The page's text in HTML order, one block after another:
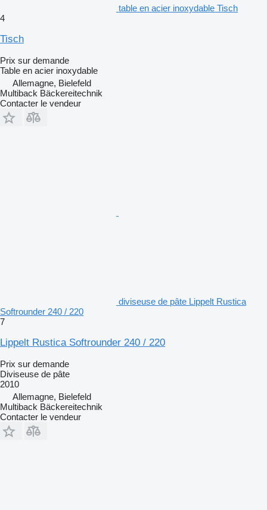
table en acier inoxydable Tisch
4
Tisch
Prix sur demande
Table en acier inoxydable
Allemagne, Bielefeld
Multiback Bäckereitechnik
Contacter le vendeur
diviseuse de pâte Lippelt Rustica
Softrounder 240 / 220
7
Lippelt Rustica Softrounder 240 / 220
Prix sur demande
Diviseuse de pâte
2010
Allemagne, Bielefeld
Multiback Bäckereitechnik
Contacter le vendeur